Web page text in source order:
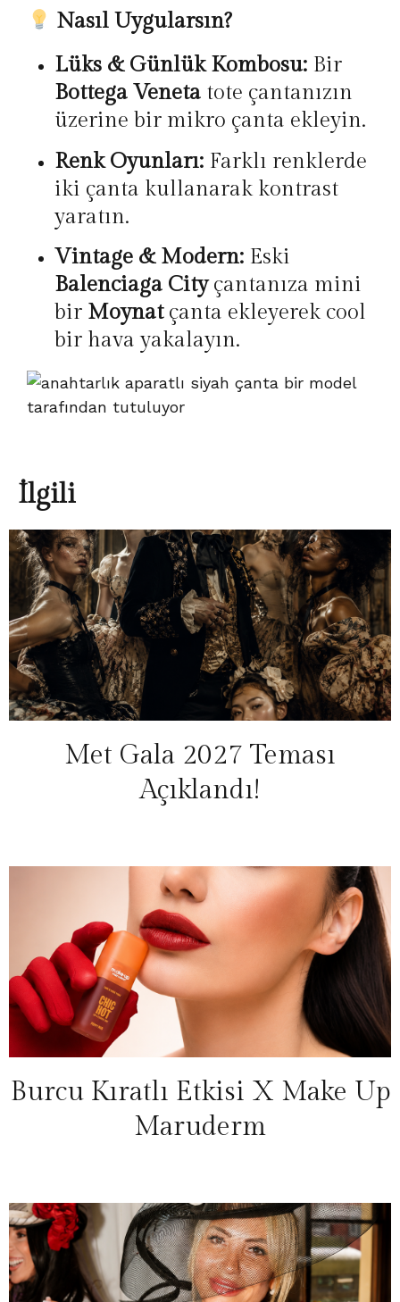
Nasıl Uygularsın?
Lüks & Günlük Kombosu:Bir
Bottega Venetatote çantanızın
üzerine bir mikro çanta ekleyin.
Renk Oyunları:Farklı renklerde
iki çanta kullanarak kontrast
yaratın.
Vintage & Modern:Eski
Balenciaga Cityçantanıza mini
bir Moynatçanta ekleyerek cool
bir hava yakalayın.
İlgili
Met Gala 2027 Teması
Açıklandı!
Burcu Kıratlı Etkisi X Make Up
Maruderm